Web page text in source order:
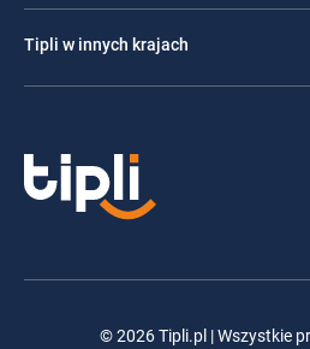
Tipli w innych krajach
© 2026 Tipli.pl | Wszystkie